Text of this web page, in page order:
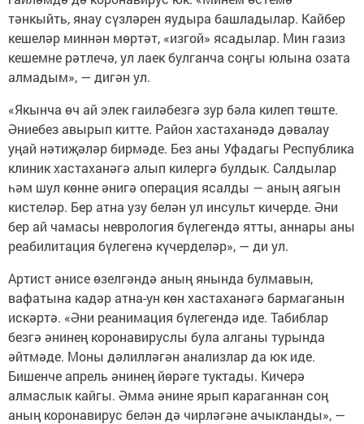
тәнкыйть, янау сүзләрен яудыра башладылар. Кайбер
кешеләр миннән мөртәт, «изгой» ясадылар. Мин газиз
кешемне рәтлечә, ул лаек булганча соңгы юлына озата
алмадым», — дигән ул.
«Якынча өч ай элек гаиләбезгә зур бәла килеп төште.
Әниебез авырып китте. Район хастаханәдә дәвалау
уңай нәтиҗәләр бирмәде. Без аны Уфадагы Республика
клиник хастаханәгә алып килергә булдык. Салдылар
һәм шул көнне әнигә операция ясалды — аның аягын
кистеләр. Бер атна узу белән ул инсульт кичерде. Әни
бер ай чамасы неврология бүлегендә ятты, аннары аны
реабилитация бүлегенә күчерделәр», — ди ул.
Артист әнисе өзелгәндә аның янында булмавын,
вафатына кадәр атна-ун көн хастаханәгә бармаганын
искәртә. «Әни реанимация бүлегендә иде. Табиблар
безгә әнинең коронавируслы була алганы турында
әйтмәде. Моны дәлилләгән анализлар да юк иде.
Бишенче апрель әнинең йөрәге туктады. Кичерә
алмаслык кайгы. Әмма әнине ярып караганнан соң
аның коронавирус белән дә чирләгәне ачыкланды», —